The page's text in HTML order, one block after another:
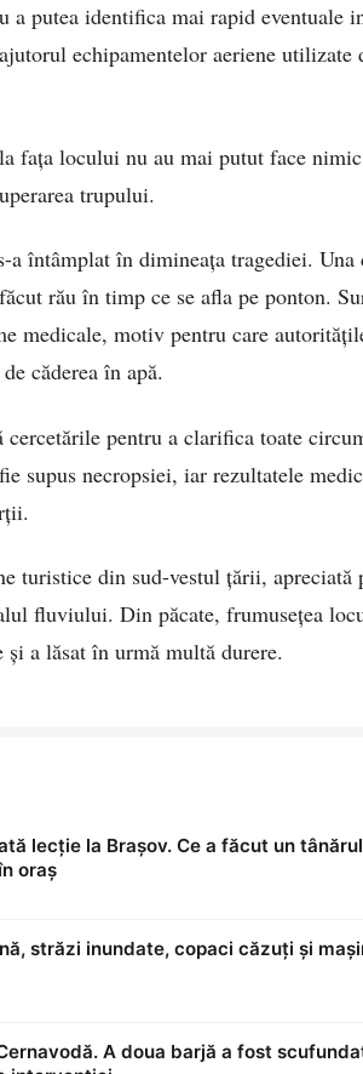
a putea identifica mai rapid eventuale
echipamentelor aeriene utilizate
fața locului nu au mai putut face
trupului.
a întâmplat în dimineața tragediei.
rău în timp ce se afla pe ponton.
medicale, motiv pentru care
căderea în apă.
pentru a clarifica toate
supus necropsiei, iar rezultatele
turistice din sud-vestul țării, apreciată
fluviului. Din păcate, frumusețea
a lăsat în urmă multă durere.
lecție la Brașov. Ce a făcut un
oraș
străzi inundate, copaci căzuți și
A doua barjă a fost